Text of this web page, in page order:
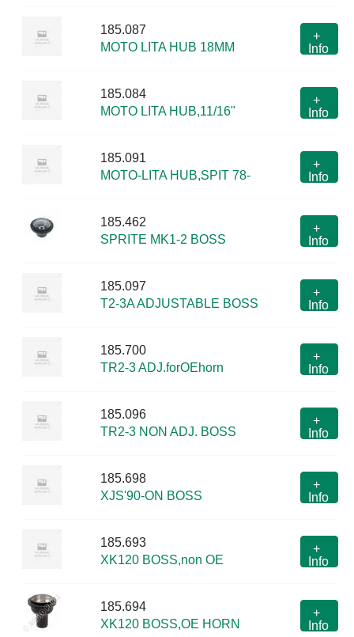
185.087
MOTO LITA HUB 18MM
+
Info
185.084
MOTO LITA HUB,11/16"
+
Info
185.091
MOTO-LITA HUB,SPIT 78-
+
Info
185.462
SPRITE MK1-2 BOSS
+
Info
185.097
T2-3A ADJUSTABLE BOSS
+
Info
185.700
TR2-3 ADJ.forOEhorn
+
Info
185.096
TR2-3 NON ADJ. BOSS
+
Info
185.698
XJS'90-ON BOSS
+
Info
185.693
XK120 BOSS,non OE
+
Info
185.694
XK120 BOSS,OE HORN
+
Info